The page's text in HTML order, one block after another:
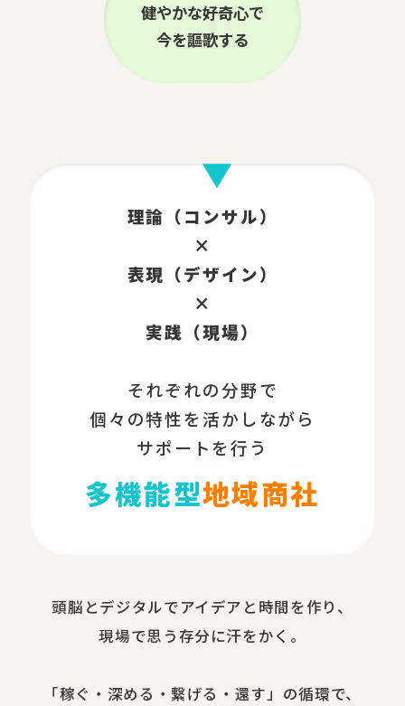
健やかな好奇心で
今を謳歌する
理論（コンサル）
×
表現（デザイン）
×
実践（現場）
それぞれの分野で
個々の特性を活かしながら
サポートを行う
多機能型地域商社
頭脳と​デジタルで​アイデアと​時間を​作り、​
現場で​思う​存分に​汗を​かく。
​「稼ぐ・​深める​・繋げる・還す」の​循環で、​